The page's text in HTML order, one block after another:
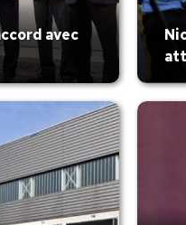
avec